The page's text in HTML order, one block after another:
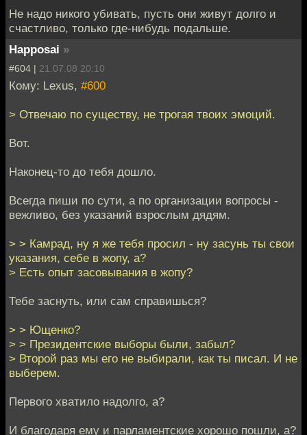
Не надо никого убивать, пусть они живут долго и
счастливо, только где-нибудь подальше.
Happosai »
#604 | 21.07.08 20:10
Кому: Lexus, #600
> Отвечаю по существу, не трогая твоих эмоций.
Вот.
Наконец-то до тебя дошло.
Всегда пиши по сути, а по организации вопросы -
вежливо, без указаний взрослым дядям.
> > Камрад, ну я же тебя просил - ну засунь ты свои
указания, себе в жопу, а?
> Есть опыт засовывания в жопу?
Тебе заснуть, или сам справишься?
> > Ющенко?
> > Президентские выборы были, забыл?
> Второй раз мы его не выбирали, как ты писал. И не
выберем.
Первого хватило надолго, а?
И благодаря ему и парламентские хорошо пошли, а?